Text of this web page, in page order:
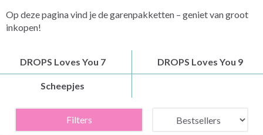
Op deze pagina vind je de garenpakketten – geniet van groot
inkopen!
DROPS Loves You 7 DROPS Loves You 9
Scheepjes
Filters